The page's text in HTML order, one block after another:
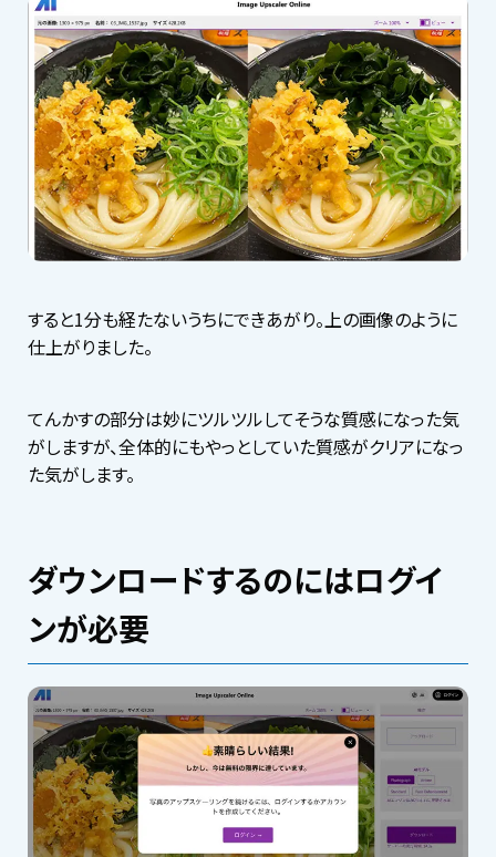
すると1分も経たないうちにできあがり。上の画像のように
仕上がりました。
てんかすの部分は妙にツルツルしてそうな質感になった気
がしますが、全体的にもやっとしていた質感がクリアになっ
た気がします。
ダウンロードするのにはログイ
ンが必要